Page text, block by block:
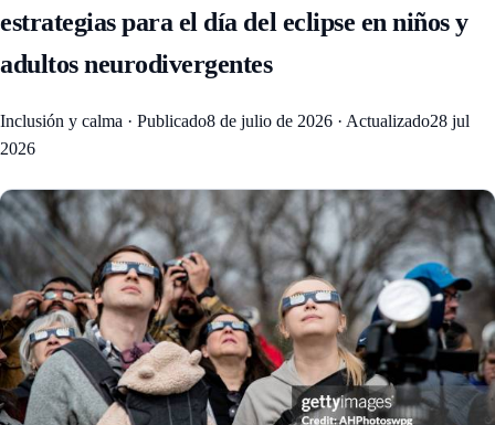
estrategias para el día del eclipse en niños y
adultos neurodivergentes
Inclusión y calma · Publicado8 de julio de 2026 · Actualizado28 jul
2026